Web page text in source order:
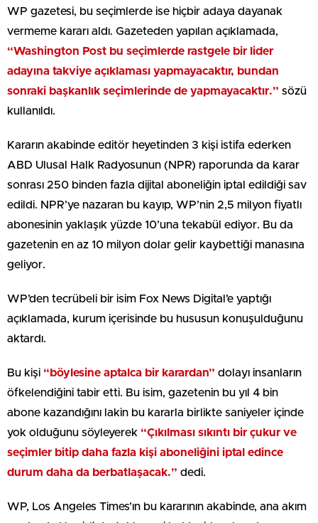
WP gazetesi, bu seçimlerde ise hiçbir adaya dayanak
vermeme kararı aldı. Gazeteden yapılan açıklamada,
“Washington Post bu seçimlerde rastgele bir lider
adayına takviye açıklaması yapmayacaktır, bundan
sonraki başkanlık seçimlerinde de yapmayacaktır.” sözü
kullanıldı.
Kararın akabinde editör heyetinden 3 kişi istifa ederken
ABD Ulusal Halk Radyosunun (NPR) raporunda da karar
sonrası 250 binden fazla dijital aboneliğin iptal edildiği sav
edildi. NPR’ye nazaran bu kayıp, WP’nin 2,5 milyon fiyatlı
abonesinin yaklaşık yüzde 10’una tekabül ediyor. Bu da
gazetenin en az 10 milyon dolar gelir kaybettiği manasına
geliyor.
WP’den tecrübeli bir isim Fox News Digital’e yaptığı
açıklamada, kurum içerisinde bu hususun konuşulduğunu
aktardı.
Bu kişi “böylesine aptalca bir karardan” dolayı insanların
öfkelendiğini tabir etti. Bu isim, gazetenin bu yıl 4 bin
abone kazandığını lakin bu kararla birlikte saniyeler içinde
yok olduğunu söyleyerek “Çıkılması sıkıntı bir çukur ve
seçimler bitip daha fazla kişi aboneliğini iptal edince
durum daha da berbatlaşacak.” dedi.
WP, Los Angeles Times’ın bu kararının akabinde, ana akım